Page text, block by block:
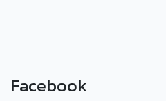
Facebook